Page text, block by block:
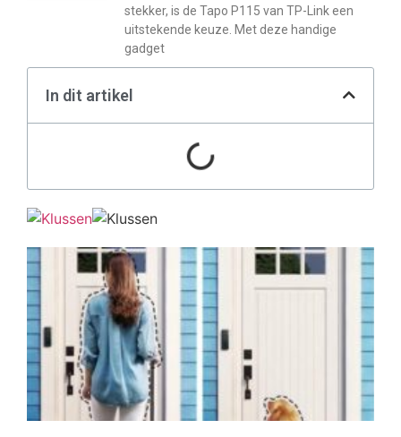
In dit artikel
stekker, is de Tapo P115 van TP-Link een
uitstekende keuze. Met deze handige
gadget